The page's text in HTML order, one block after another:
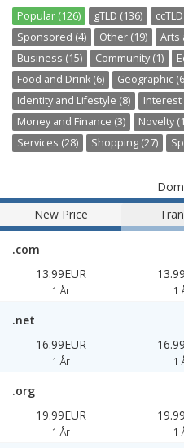
Popular (126) gTLD (136)
Sponsored (4)
Other (19)
Arts
Business (15)
Community (1)
Food and Drink (6)
Geographic
Identity and Lifestyle (8)
Interest
Money and Finance (3)
Novelty
Services (28)
Shopping (27)
New Price
.com
13.99EUR
1 År 1
.net
16.99EUR
1 År 1
.org
19.99EUR
1 År 1